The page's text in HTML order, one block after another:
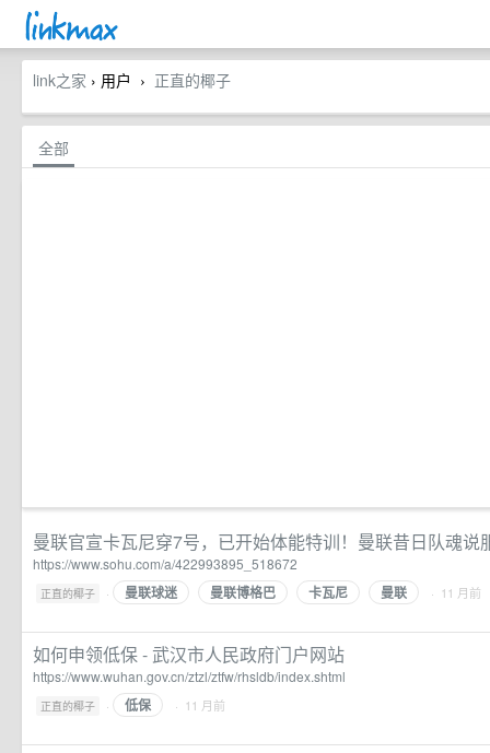
link之家 › 用户 › 正直的椰子
全部
曼联官宣卡瓦尼穿7号，已开始体能特训！曼联昔日队魂说
https://www.sohu.com/a/422993895_518672
正直的椰子 · 曼联球迷 曼联博格巴 卡瓦尼 曼联 · 11 月前
如何申领低保 - 武汉市人民政府门户网站
https://www.wuhan.gov.cn/ztzl/ztfw/rhsldb/index.shtml
正直的椰子 · 低保 · 11 月前